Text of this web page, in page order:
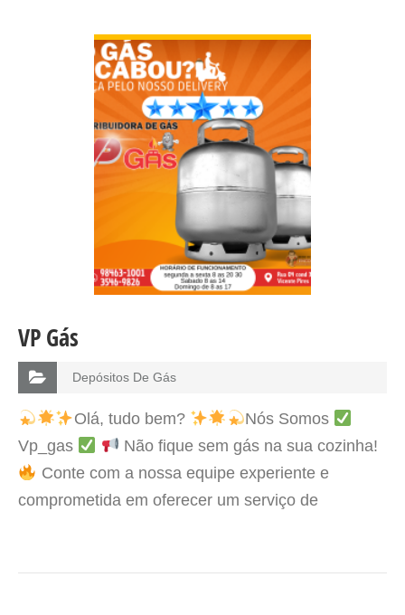
VP Gás
Depósitos De Gás
Olá, tudo bem?
Nós Somos
Vp_gas
Não fique sem gás na sua cozinha!
Conte com a nossa equipe experiente e
comprometida em oferecer um serviço de